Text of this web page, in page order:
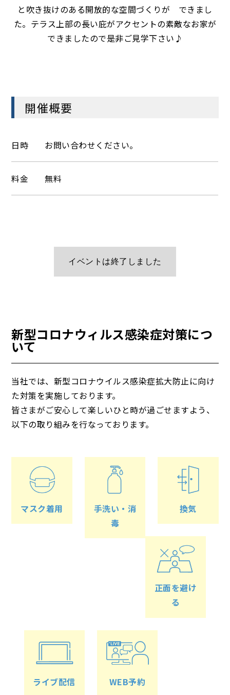
と吹き抜けのある開放的な空間づくりが できまし
た。テラス上部の長い庇がアクセントの素敵なお家が
できましたので是非ご見学下さい♪
開催概要
日時 お問い合わせください。
料金 無料
ご予約はこちら
新型コロナウィルス感染症対策につ
いて
当社では、新型コロナウイルス感染症拡大防止に向け
た対策を実施しております。
皆さまがご安心して楽しいひと時が過ごせますよう、
以下の取り組みを行なっております。
マスク着用
手洗い・消
毒
換気
正面を避け
る
ライブ配信 WEB予約